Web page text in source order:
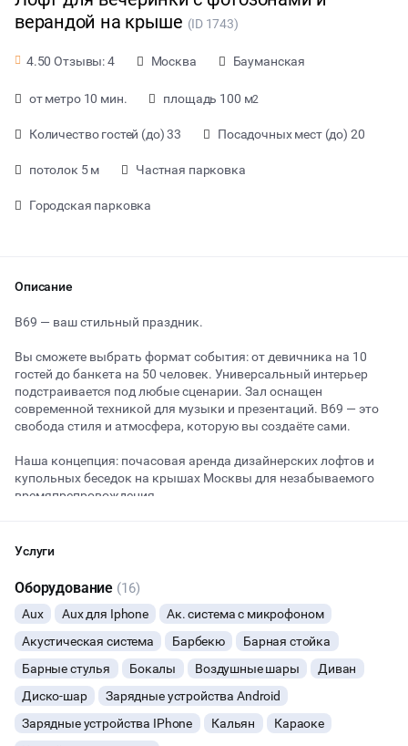
верандой на крыше (ID 1743)
4.50 Отзывы: 4 Москва Бауманская
от метро 10 мин. площадь 100 м2
Количество гостей (до) 33 Посадочных мест (до) 20
потолок 5 м Частная парковка
Городская парковка
Описание
B69 — ваш стильный праздник.
Вы сможете выбрать формат события: от девичника на 10
гостей до банкета на 50 человек. Универсальный интерьер
подстраивается под любые сценарии. Зал оснащен
современной техникой для музыки и презентаций. B69 — это
свобода стиля и атмосфера, которую вы создаёте сами.
Наша концепция: почасовая аренда дизайнерских лофтов и
купольных беседок на крышах Москвы для незабываемого
времяпрепровождения.
творить идеальный контент для своих социальных сетей и
благодаря креативному дизайну лофта. Вы можете
организовать незабываемую вечеринку для компании до 33
человек.
В лофте есть все необходимое для Вашего комфортного
отдыха:
• Проектор с большим экраном
• Светомузыка
• Караоке
• Профессиональная мультимедиа
Услуги
Оборудование (16)
Aux Aux для Iphone
Ак. система с микрофоном
Акустическая система
Барбекю
Барная стойка
Барные стулья
Бокалы Воздушные шары
Диван
Диско-шар
Зарядные устройства Android
Зарядные устройства IPhone
Кальян
Караоке
от 3200 ₽ за час
ВЕЧЕРИНКИ
ДЕВИЧНИК
СВАДЬБЫ
КОРПОРАТИВЫ
ДЕЛОВЫЕ МЕРОПРИЯТИЯ
КВАРТИРНИКИ
Начало Окончание
Вы можете отменить заявку в любой момент, это бесплатно
или поменять параметры с нашим менеджером после того, как
оставите заявку
🔥 8 человек интересовались этой площадкой сегодня